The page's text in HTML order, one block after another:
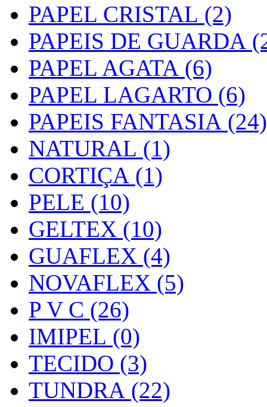
PAPEL CRISTAL (2)
PAPEIS DE GUARDA
PAPEL AGATA (6)
PAPEL LAGARTO (6)
PAPEIS FANTASIA (24)
NATURAL (1)
CORTIÇA (1)
PELE (10)
GELTEX (10)
GUAFLEX (4)
NOVAFLEX (5)
P V C (26)
IMIPEL (0)
TECIDO (3)
TUNDRA (22)